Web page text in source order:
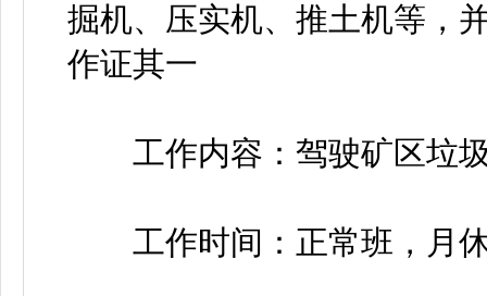
掘机、压实机、推土机等，
作证其一
工作内容：驾驶矿区垃圾
工作时间：正常班，月